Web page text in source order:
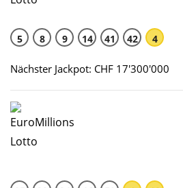
5 8 9 14 41 42 4
Nächster Jackpot: CHF 17'300'000